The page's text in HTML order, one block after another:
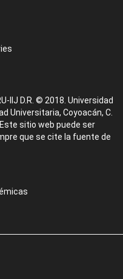
IIJ D.R. © 2018. Universidad
Universitaria, Coyoacán, C.
sitio web puede ser
que se cite la fuente de